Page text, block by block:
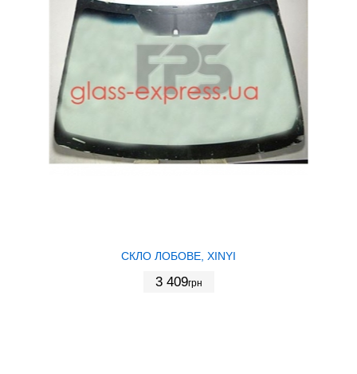
СКЛО ЛОБОВЕ, XINYI
3 409грн